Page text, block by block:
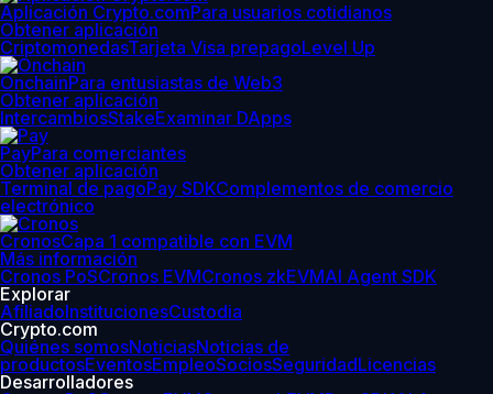
Aplicación Crypto.comPara usuarios cotidianos
Obtener aplicación
CriptomonedasTarjeta Visa prepagoLevel Up
OnchainPara entusiastas de Web3
Obtener aplicación
IntercambiosStakeExaminar DApps
PayPara comerciantes
Obtener aplicación
Terminal de pagoPay SDKComplementos de comercio
electrónico
CronosCapa 1 compatible con EVM
Más información
Cronos PoSCronos EVMCronos zkEVMAI Agent SDK
Explorar
AfiliadoInstitucionesCustodia
Crypto.com
Quiénes somosNoticiasNoticias de
productosEventosEmpleoSociosSeguridadLicencias
Desarrolladores